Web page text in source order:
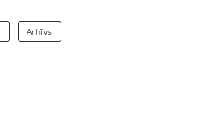
Arhīvs